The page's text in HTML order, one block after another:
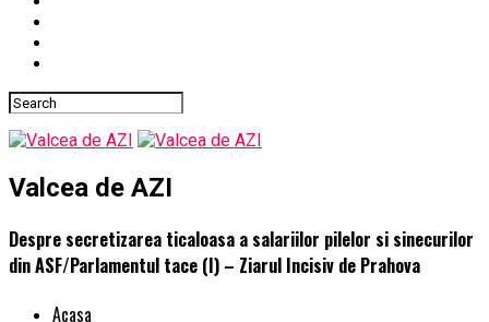
Valcea de AZI
Despre secretizarea ticaloasa a salariilor pilelor si sinecurilor
din ASF/Parlamentul tace (I) – Ziarul Incisiv de Prahova
Acasa